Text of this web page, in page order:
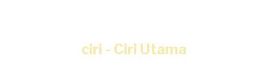
ciri - Ciri Utama